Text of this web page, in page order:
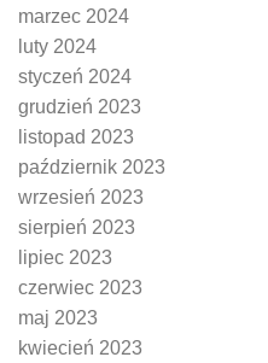
marzec 2024
luty 2024
styczeń 2024
grudzień 2023
listopad 2023
październik 2023
wrzesień 2023
sierpień 2023
lipiec 2023
czerwiec 2023
maj 2023
kwiecień 2023